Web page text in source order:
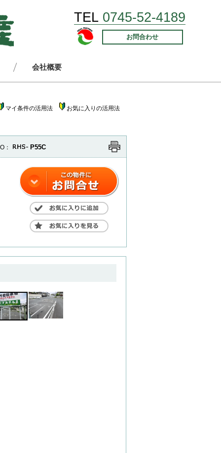
TEL 0745-52-4189
お問合わせ
会社概要
マイ条件の活用法 お気に入りの活用法
： P55C